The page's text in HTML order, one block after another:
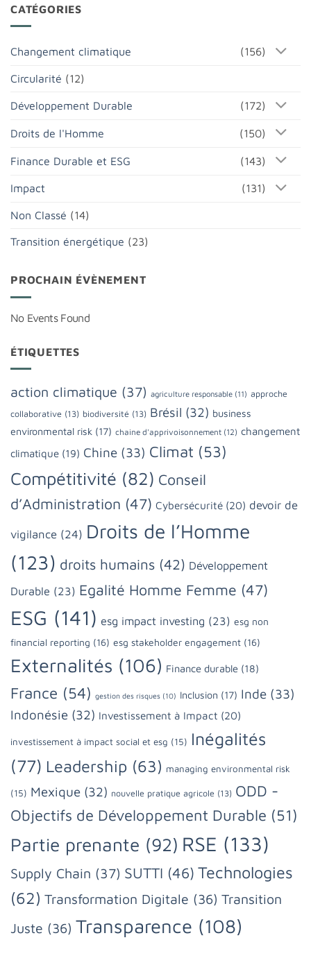
CATÉGORIES
Changement climatique (156)
Circularité (12)
Développement Durable (172)
Droits de l'Homme (150)
Finance Durable et ESG (143)
Impact (131)
Non Classé (14)
Transition énergétique (23)
PROCHAIN ÉVÈNEMENT
No Events Found
ÉTIQUETTES
action climatique (37) agriculture responsable (11) approche
collaborative (13) biodiversité (13) Brésil (32) business
environmental risk (17) chaine d'apprivoisonnement (12) changement
climatique (19) Chine (33) Climat (53)
Compétitivité (82) Conseil
d’Administration (47) Cybersécurité (20) devoir de
vigilance (24) Droits de l’Homme
(123) droits humains (42) Développement
Durable (23) Egalité Homme Femme (47)
ESG (141) esg impact investing (23) esg non
financial reporting (16) esg stakeholder engagement (16)
Externalités (106) Finance durable (18)
France (54) gestion des risques (10) Inclusion (17) Inde (33)
Indonésie (32) Investissement à Impact (20)
investissement à impact social et esg (15) Inégalités
(77) Leadership (63) managing environmental risk
(15) Mexique (32) nouvelle pratique agricole (13) ODD -
Objectifs de Développement Durable (51)
Partie prenante (92) RSE (133)
Supply Chain (37) SUTTI (46) Technologies
(62) Transformation Digitale (36) Transition
Juste (36) Transparence (108)